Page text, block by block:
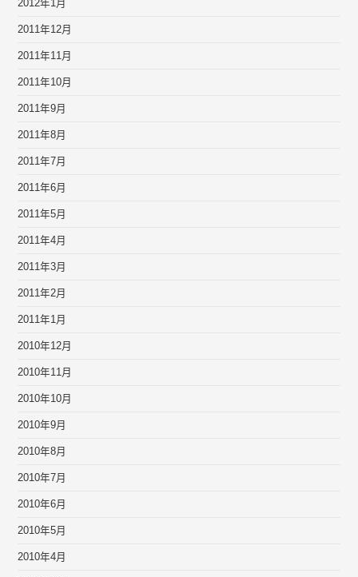
2012年1月
2011年12月
2011年11月
2011年10月
2011年9月
2011年8月
2011年7月
2011年6月
2011年5月
2011年4月
2011年3月
2011年2月
2011年1月
2010年12月
2010年11月
2010年10月
2010年9月
2010年8月
2010年7月
2010年6月
2010年5月
2010年4月